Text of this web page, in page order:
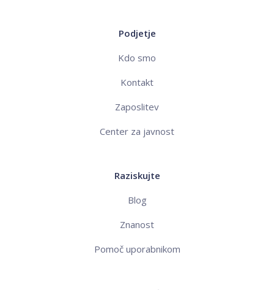
Podjetje
Kdo smo
Kontakt
Zaposlitev
Center za javnost
Raziskujte
Blog
Znanost
Pomoč uporabnikom